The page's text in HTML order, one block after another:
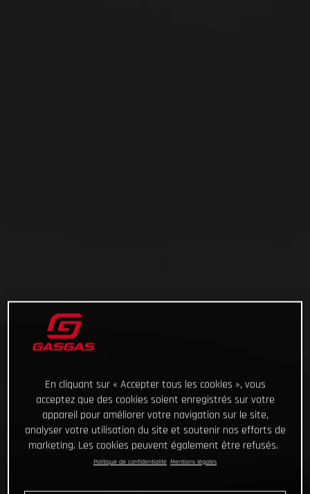
En cliquant sur « Accepter tous les cookies », vous
acceptez que des cookies soient enregistrés sur votre
appareil pour améliorer votre navigation sur le site,
analyser votre utilisation du site et soutenir nos efforts de
marketing. Les cookies peuvent également être refusés.
Politique de confidentialité Mentions légales